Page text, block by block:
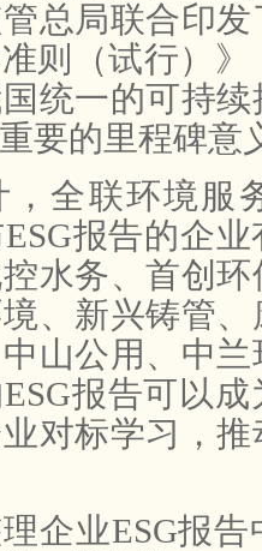
总局联合印
则（试行）》
统一的可持
要的里程碑意
，全联环境服
报告的企
水务、首创
、新兴铸管
山公用、中
报告可以
对标学习，
企业ESG报